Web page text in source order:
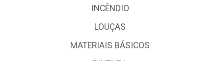
INCÊNDIO
LOUÇAS
MATERIAIS BÁSICOS